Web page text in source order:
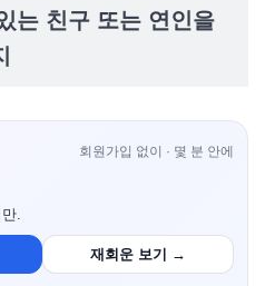
는 친구 또는 연인을
회원가입 없이 · 몇 분 안에
.
재회운 보기 →